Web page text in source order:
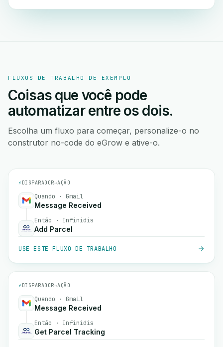
FLUXOS DE TRABALHO DE EXEMPLO
Coisas que você pode
automatizar entre os dois.
Escolha um fluxo para começar, personalize-o no
construtor no-code do eGrow e ative-o.
⚡ DISPARADOR→AÇÃO
Quando · Gmail
Message Received
Então · Infinidis
Add Parcel
USE ESTE FLUXO DE TRABALHO
⚡ DISPARADOR→AÇÃO
Quando · Gmail
Message Received
Então · Infinidis
Get Parcel Tracking